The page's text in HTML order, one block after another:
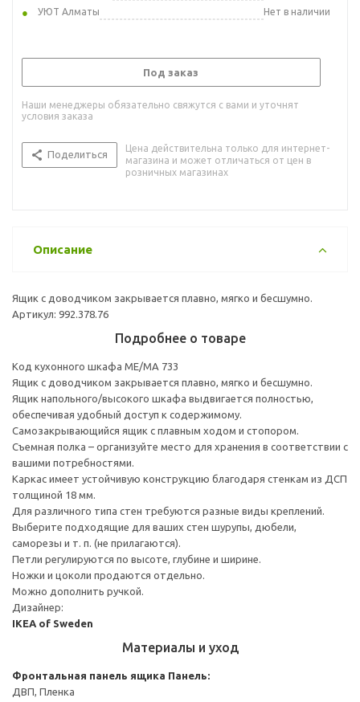
УЮТ Алматы
Нет в наличии
Под заказ
Наши менеджеры обязательно свяжутся с вами и уточнят
условия заказа
Поделиться
Цена действительна только для интернет-
магазина и может отличаться от цен в
розничных магазинах
Описание
Ящик с доводчиком закрывается плавно, мягко и бесшумно.
Артикул: 992.378.76
Подробнее о товаре
Код кухонного шкафа ME/MA 733
Ящик с доводчиком закрывается плавно, мягко и бесшумно.
Ящик напольного/высокого шкафа выдвигается полностью,
обеспечивая удобный доступ к содержимому.
Cамозакрывающийся ящик с плавным ходом и стопором.
Съемная полка – организуйте место для хранения в соответствии с
вашими потребностями.
Каркас имеет устойчивую конструкцию благодаря стенкам из ДСП
толщиной 18 мм.
Для различного типа стен требуются разные виды креплений.
Выберите подходящие для ваших стен шурупы, дюбели,
саморезы и т. п. (не прилагаются).
Петли регулируются по высоте, глубине и ширине.
Ножки и цоколи продаются отдельно.
Можно дополнить ручкой.
Дизайнер:
IKEA of Sweden
Материалы и уход
Фронтальная панель ящика Панель:
ДВП, Пленка